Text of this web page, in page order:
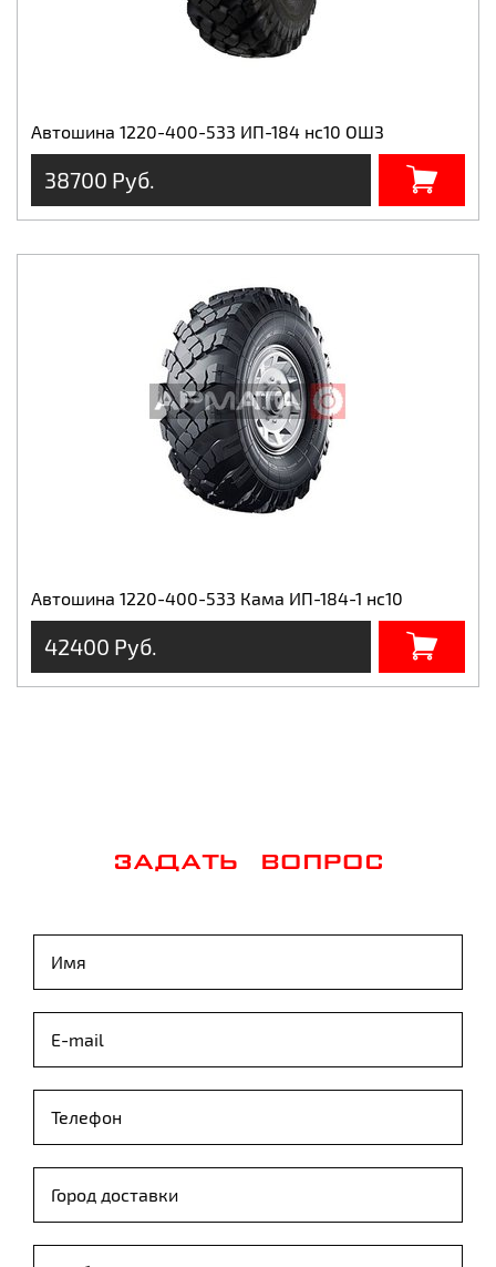
Автошина 1220-400-533 ИП-184 нс10 ОШЗ
38700 Руб.
Автошина 1220-400-533 Кама ИП-184-1 нс10
42400 Руб.
ЗАДАТЬ ВОПРОС